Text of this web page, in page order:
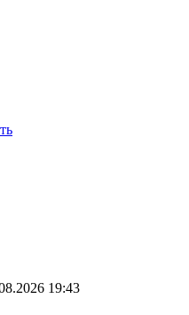
19:43